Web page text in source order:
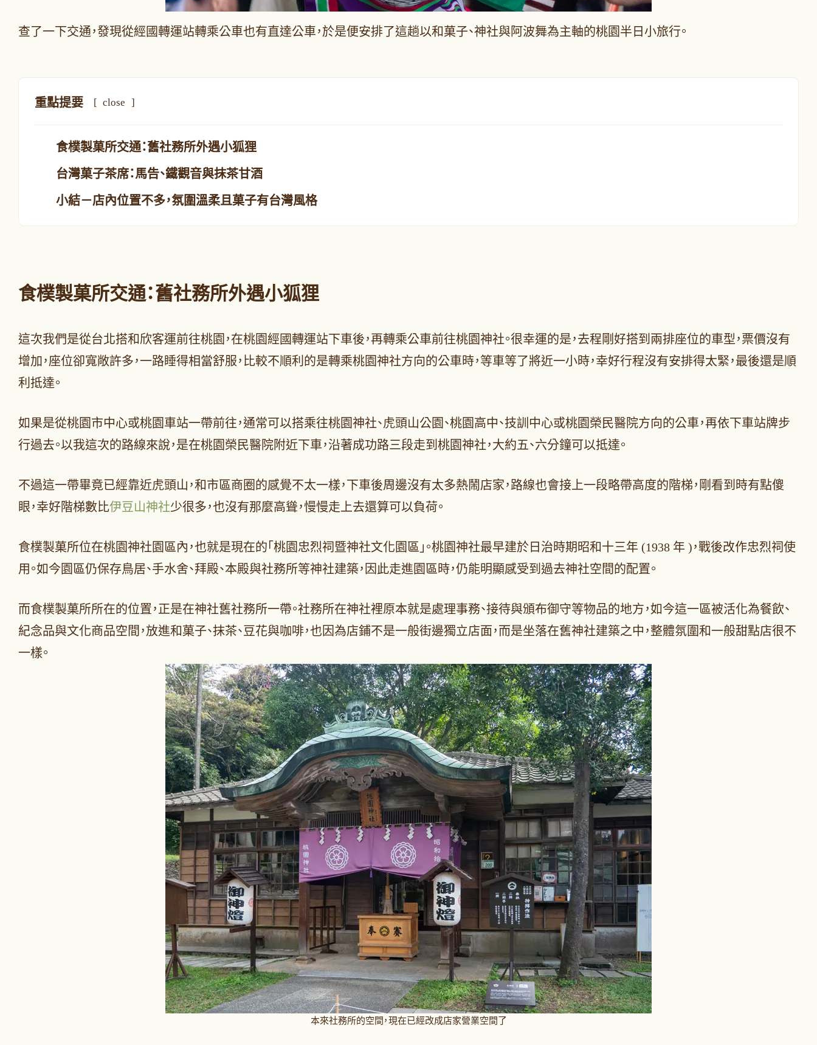
查了一下交通，發現從經國轉運站轉乘公車也有直達公車，於是便安排了這趟以和菓子、神社與阿波舞為主軸的桃園半日小旅行。
重點提要 [ close ]
食樸製菓所交通：舊社務所外遇小狐狸
台灣菓子茶席：馬告、鐵觀音與抹茶甘酒
小結－店內位置不多，氛圍溫柔且菓子有台灣風格
食樸製菓所交通：舊社務所外遇小狐狸
這次我們是從台北搭和欣客運前往桃園，在桃園經國轉運站下車後，再轉乘公車前往桃園神社。很幸運的是，去程剛好搭到兩排座位的車型，票價沒有
增加，座位卻寬敞許多，一路睡得相當舒服，比較不順利的是轉乘桃園神社方向的公車時，等車等了將近一小時，幸好行程沒有安排得太緊，最後還是順
利抵達。
如果是從桃園市中心或桃園車站一帶前往，通常可以搭乘往桃園神社、虎頭山公園、桃園高中、技訓中心或桃園榮民醫院方向的公車，再依下車站牌步
行過去。以我這次的路線來說，是在桃園榮民醫院附近下車，沿著成功路三段走到桃園神社，大約五、六分鐘可以抵達。
不過這一帶畢竟已經靠近虎頭山，和市區商圈的感覺不太一樣，下車後周邊沒有太多熱鬧店家，路線也會接上一段略帶高度的階梯，剛看到時有點傻
眼，幸好階梯數比伊豆山神社少很多，也沒有那麼高聳，慢慢走上去還算可以負荷。
食樸製菓所位在桃園神社園區內，也就是現在的「桃園忠烈祠暨神社文化園區」。桃園神社最早建於日治時期昭和十三年 (1938 年 )，戰後改作忠烈祠使
用。如今園區仍保存鳥居、手水舍、拜殿、本殿與社務所等神社建築，因此走進園區時，仍能明顯感受到過去神社空間的配置。
而食樸製菓所所在的位置，正是在神社舊社務所一帶。社務所在神社裡原本就是處理事務、接待與頒布御守等物品的地方，如今這一區被活化為餐飲、
紀念品與文化商品空間，放進和菓子、抹茶、豆花與咖啡，也因為店鋪不是一般街邊獨立店面，而是坐落在舊神社建築之中，整體氛圍和一般甜點店很不
一樣。
本來社務所的空間，現在已經改成店家營業空間了